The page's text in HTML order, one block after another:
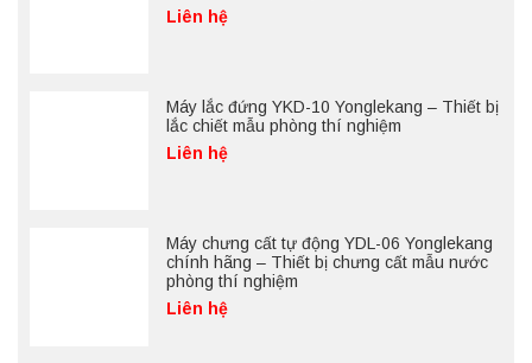
Liên hệ
Máy lắc đứng YKD-10 Yonglekang – Thiết bị
lắc chiết mẫu phòng thí nghiệm
Liên hệ
Máy chưng cất tự động YDL-06 Yonglekang
chính hãng – Thiết bị chưng cất mẫu nước
phòng thí nghiệm
Liên hệ